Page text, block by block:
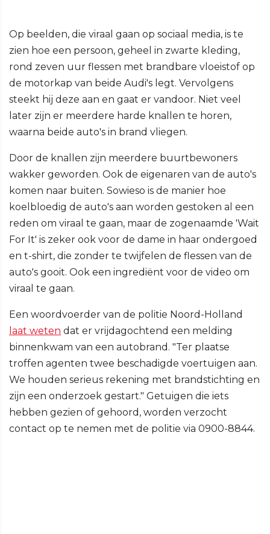
Op beelden, die viraal gaan op sociaal media, is te
zien hoe een persoon, geheel in zwarte kleding,
rond zeven uur flessen met brandbare vloeistof op
de motorkap van beide Audi's legt. Vervolgens
steekt hij deze aan en gaat er vandoor. Niet veel
later zijn er meerdere harde knallen te horen,
waarna beide auto's in brand vliegen.
Door de knallen zijn meerdere buurtbewoners
wakker geworden. Ook de eigenaren van de auto's
komen naar buiten. Sowieso is de manier hoe
koelbloedig de auto's aan worden gestoken al een
reden om viraal te gaan, maar de zogenaamde 'Wait
For It' is zeker ook voor de dame in haar ondergoed
en t-shirt, die zonder te twijfelen de flessen van de
auto's gooit. Ook een ingrediënt voor de video om
viraal te gaan.
Een woordvoerder van de politie Noord-Holland
laat weten dat er vrijdagochtend een melding
binnenkwam van een autobrand. "Ter plaatse
troffen agenten twee beschadigde voertuigen aan.
We houden serieus rekening met brandstichting en
zijn een onderzoek gestart." Getuigen die iets
hebben gezien of gehoord, worden verzocht
contact op te nemen met de politie via 0900-8844.